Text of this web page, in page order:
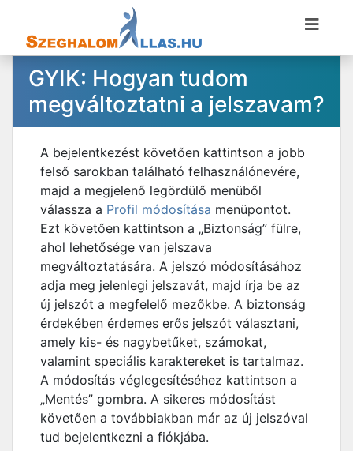
GYIK: Hogyan tudom
megváltoztatni a jelszavam?
A bejelentkezést követően kattintson a jobb
felső sarokban található felhasználónevére,
majd a megjelenő legördülő menüből
válassza a Profil módosítása menüpontot.
Ezt követően kattintson a „Biztonság” fülre,
ahol lehetősége van jelszava
megváltoztatására. A jelszó módosításához
adja meg jelenlegi jelszavát, majd írja be az
új jelszót a megfelelő mezőkbe. A biztonság
érdekében érdemes erős jelszót választani,
amely kis- és nagybetűket, számokat,
valamint speciális karaktereket is tartalmaz.
A módosítás véglegesítéséhez kattintson a
„Mentés” gombra. A sikeres módosítást
követően a továbbiakban már az új jelszóval
tud bejelentkezni a fiókjába.